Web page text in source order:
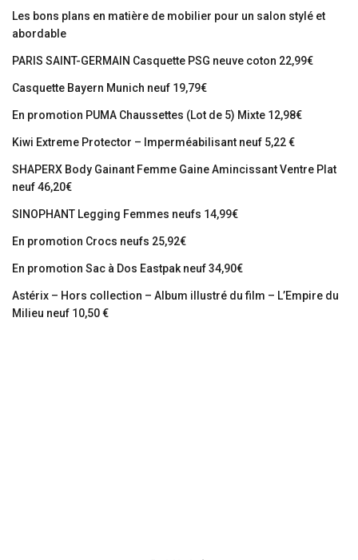
Les bons plans en matière de mobilier pour un salon stylé et
abordable
PARIS SAINT-GERMAIN Casquette PSG neuve coton 22,99€
Casquette Bayern Munich neuf 19,79€
En promotion PUMA Chaussettes (Lot de 5) Mixte 12,98€
Kiwi Extreme Protector – Imperméabilisant neuf 5,22 €
SHAPERX Body Gainant Femme Gaine Amincissant Ventre Plat
neuf 46,20€
SINOPHANT Legging Femmes neufs 14,99€
En promotion Crocs neufs 25,92€
En promotion Sac à Dos Eastpak neuf 34,90€
Astérix – Hors collection – Album illustré du film – L’Empire du
Milieu neuf 10,50 €